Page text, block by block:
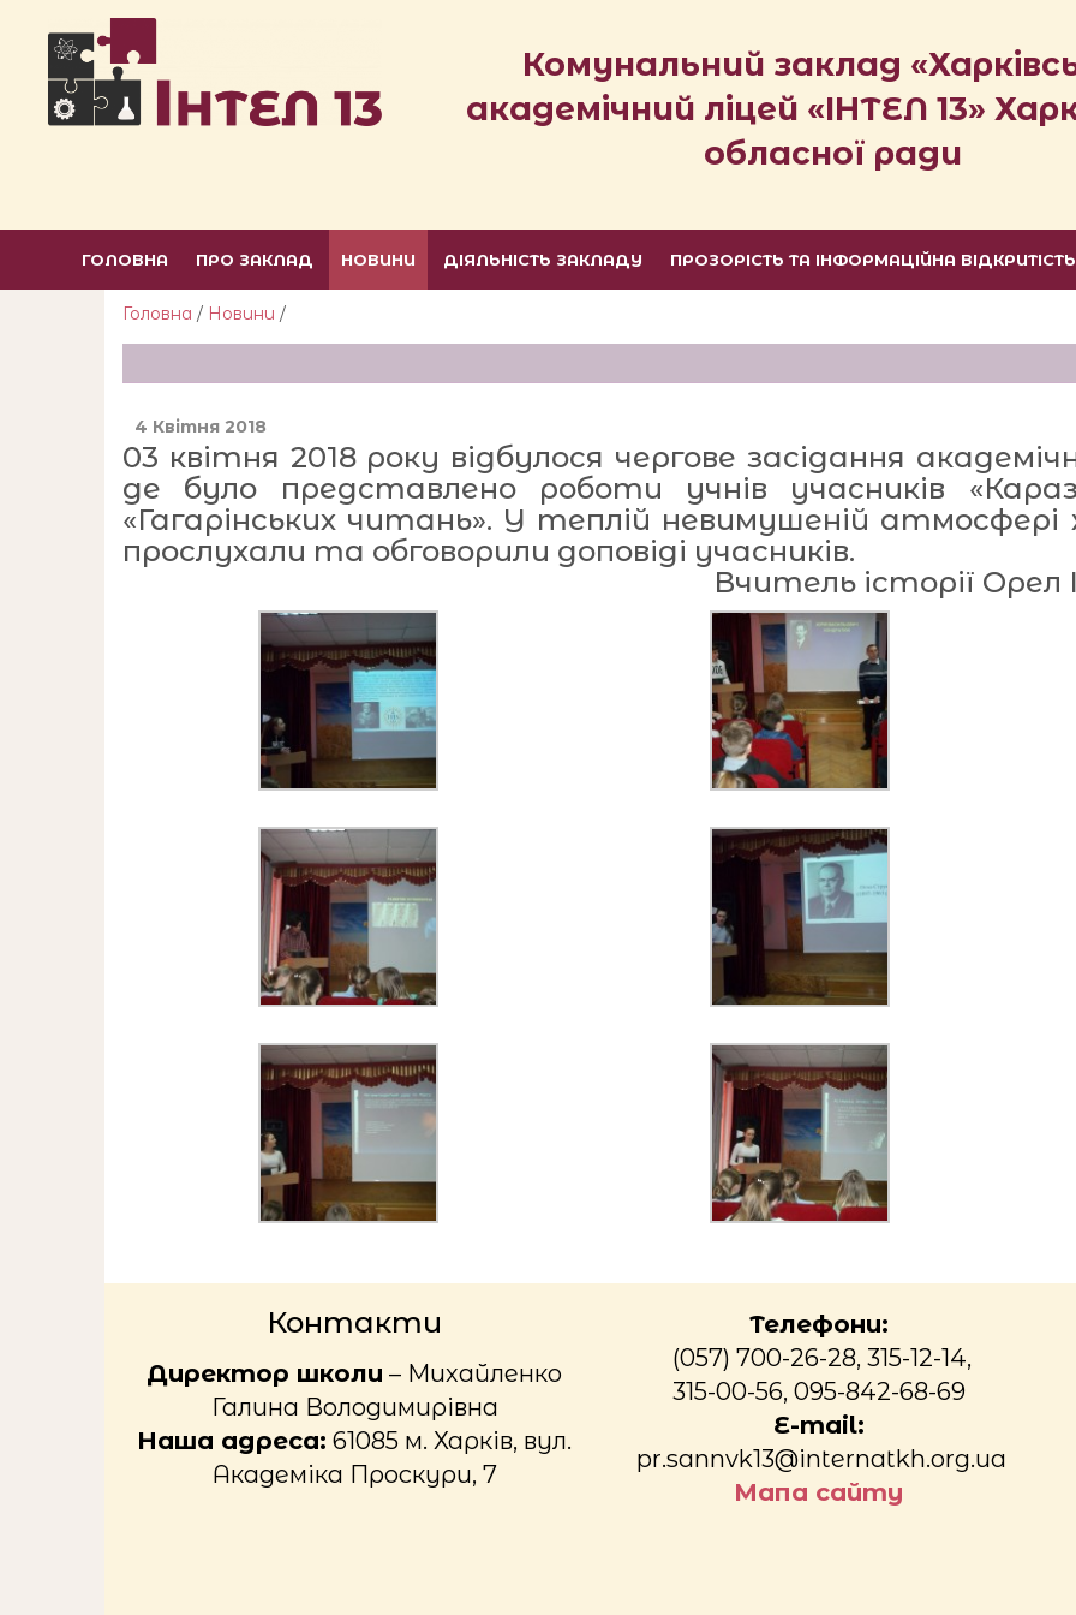
Комунальний заклад
академічний ліцей «ІНТЕЛ 13»
обласної ради
ГОЛОВНА ПРО ЗАКЛАД НОВИНИ ДІЯЛЬНІСТЬ ЗАКЛАДУ ПРОЗОРІСТЬ ТА ІНФОРМАЦІЙНА
Головна / Новини /
4 Квітня 2018
03 квітня 2018 року відбулося чергове засідання
де було представлено роботи учнів учасників
«Гагарінських читань». У теплій невимушеній атмосфері
прослухали та обговорили доповіді учасників.
Вчитель історії Орел
Контакти
Директор школи – Михайленко
Галина Володимирівна
Наша адреса: 61085 м. Харків, вул.
Академіка Проскури, 7
Телефони:
(057) 700-26-28, 315-12-14,
315-00-56, 095-842-68-69
E-mail:
pr.sannvk13@internatkh.org.ua
Мапа сайту